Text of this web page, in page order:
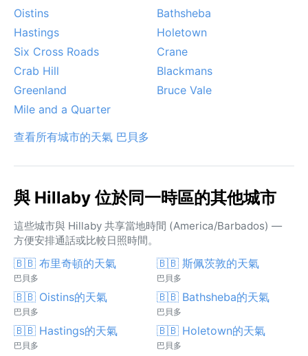
Oistins
Bathsheba
Hastings
Holetown
Six Cross Roads
Crane
Crab Hill
Blackmans
Greenland
Bruce Vale
Mile and a Quarter
查看所有城市的天氣 巴貝多
與 Hillaby 位於同一時區的其他城市
這些城市與 Hillaby 共享當地時間 (America/Barbados) —
方便安排通話或比較日照時間。
🇧🇧 布里奇頓的天氣
巴貝多
🇧🇧 斯佩茨敦的天氣
巴貝多
🇧🇧 Oistins的天氣
巴貝多
🇧🇧 Bathsheba的天氣
巴貝多
🇧🇧 Hastings的天氣
巴貝多
🇧🇧 Holetown的天氣
巴貝多